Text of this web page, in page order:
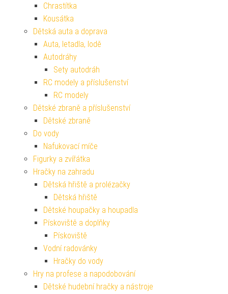
Chrastítka
Kousátka
Dětská auta a doprava
Auta, letadla, lodě
Autodráhy
Sety autodráh
RC modely a příslušenství
RC modely
Dětské zbraně a příslušenství
Dětské zbraně
Do vody
Nafukovací míče
Figurky a zvířátka
Hračky na zahradu
Dětská hřiště a prolézačky
Dětská hřiště
Dětské houpačky a houpadla
Pískoviště a doplňky
Pískoviště
Vodní radovánky
Hračky do vody
Hry na profese a napodobování
Dětské hudební hračky a nástroje